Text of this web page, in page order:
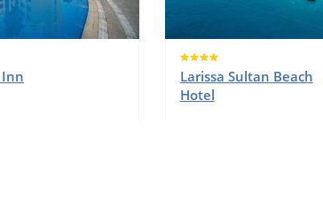
Inn
Larissa Sultan Beach
Hotel